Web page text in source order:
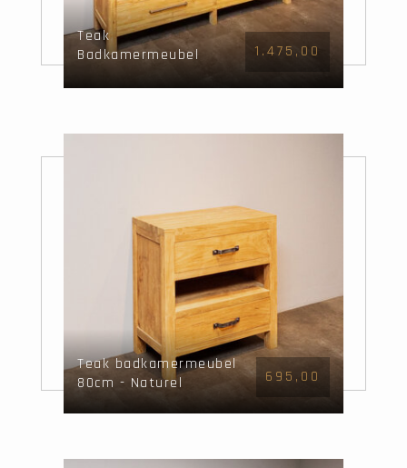
Teak
Badkamermeubel
1.475,00
Teak badkamermeubel
80cm - Naturel
695,00